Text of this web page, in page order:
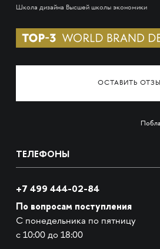
Школа дизайна Высшей школы экономики
ОСТАВИТЬ
ТЕЛЕФОНЫ
+7 499 444-02-84
По вопросам поступления
С понедельника по пятницу
с 10:00 до 18:00